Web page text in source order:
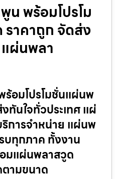
พร้อมโปรโม
าคาถูก จัดส่ง
แผ่นพลา
อมโปรโมชั่นแผ่นพ
ทันใจทั่วประเทศ แผ่
ารจำหน่าย แผ่นพ
บทุกภาค ทั้งงาน
มแผ่นพลาสวูด
ามขนาด